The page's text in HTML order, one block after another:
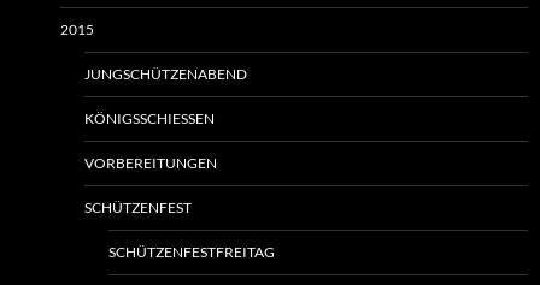
2015
JUNGSCHÜTZENABEND
KÖNIGSSCHIESSEN
VORBEREITUNGEN
SCHÜTZENFEST
SCHÜTZENFESTFREITAG